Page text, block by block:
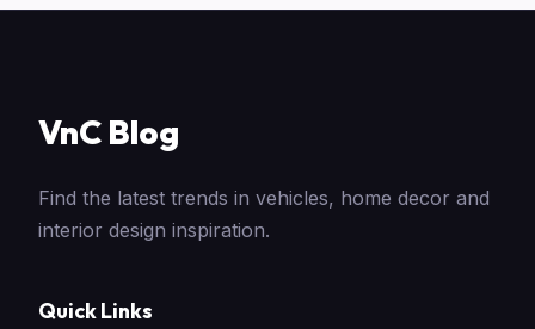
VnC Blog
Find the latest trends in vehicles, home decor and
interior design inspiration.
Quick Links